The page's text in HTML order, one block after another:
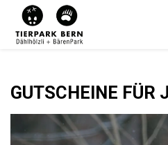
GUTSCHEINE FÜR